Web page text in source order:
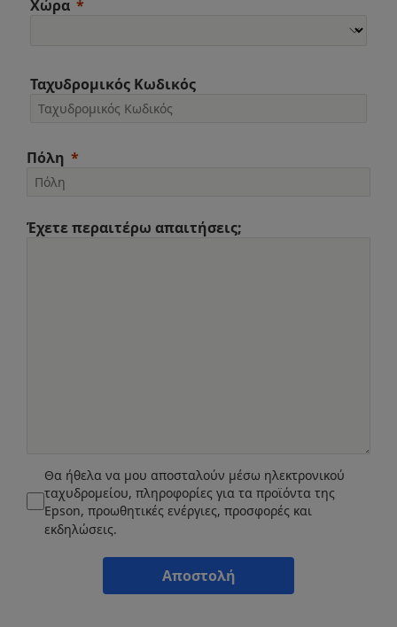
Χώρα
Ταχυδρομικός Κωδικός
Πόλη
Έχετε περαιτέρω απαιτήσεις;
Θα ήθελα να μου αποσταλούν μέσω ηλεκτρονικού
ταχυδρομείου, πληροφορίες για τα προϊόντα της
Epson, προωθητικές ενέργιες, προσφορές και
εκδηλώσεις.
Αποστολή